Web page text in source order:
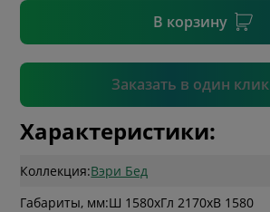
В корзину
Заказать в один клик
Подтвердить
Характеристики:
Коллекция:Вэри Бед
Габариты, мм:Ш 1580xГл 2170xВ 1580